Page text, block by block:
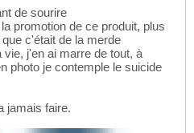
de sourire
promotion de ce produit, plus
c'était de la merde
j'en ai marre de tout, à
photo je contemple le suicide
jamais faire.